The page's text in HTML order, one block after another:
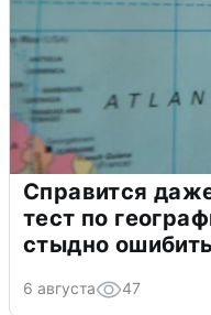
Справится
тест по
стыдно
6 августа 47